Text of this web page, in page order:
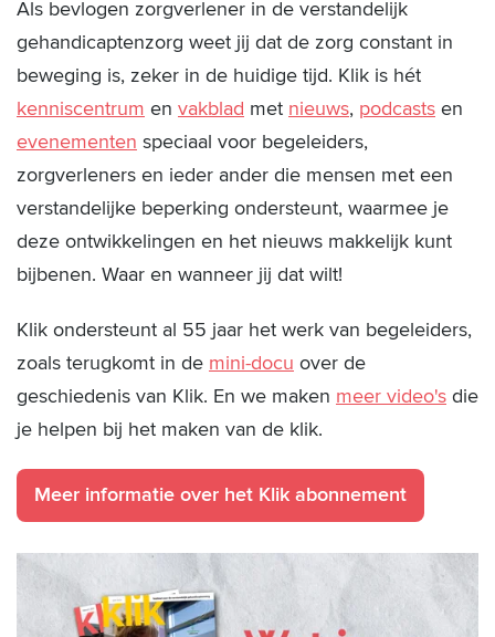
Als bevlogen zorgverlener in de verstandelijk
gehandicaptenzorg weet jij dat de zorg constant in
beweging is, zeker in de huidige tijd. Klik is hét
kenniscentrum en vakblad met nieuws, podcasts en
evenementen speciaal voor begeleiders,
zorgverleners en ieder ander die mensen met een
verstandelijke beperking ondersteunt, waarmee je
deze ontwikkelingen en het nieuws makkelijk kunt
bijbenen. Waar en wanneer jij dat wilt!
Klik ondersteunt al 55 jaar het werk van begeleiders,
zoals terugkomt in de mini-docu over de
geschiedenis van Klik. En we maken meer video's die
je helpen bij het maken van de klik.
Meer informatie over het Klik abonnement